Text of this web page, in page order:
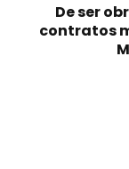
De ser
contratos